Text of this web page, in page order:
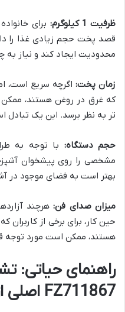
ظرفیت 1 کیلوگرم:
برای
محدودیت ایجاد کند و نیاز
زمان پخت: اگرچه سریع است،
که غرق در روغن هستند،
تر به نظر برسد. این یک
حجم دستگاه: با توجه به
مشخصی را روی پیشخوان
بهتر است به فضای موجود در
میزان صدای فن:هرچند
حین کار، برای برخی از
هستند، ممکن است مورد توجه
راهنمای
FZ711867 اصلی از تقلبی